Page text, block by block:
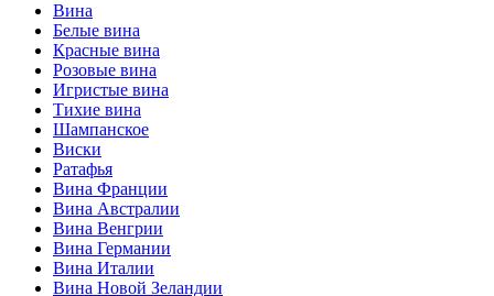
Вина
Белые вина
Красные вина
Розовые вина
Игристые вина
Тихие вина
Шампанское
Виски
Ратафья
Вина Франции
Вина Австралии
Вина Венгрии
Вина Германии
Вина Италии
Вина Новой Зеландии